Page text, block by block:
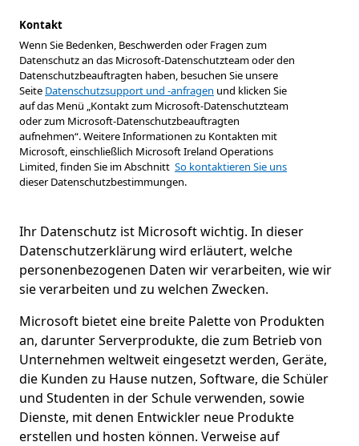
Kontakt
Wenn Sie Bedenken, Beschwerden oder Fragen zum
Datenschutz an das Microsoft-Datenschutzteam oder den
Datenschutzbeauftragten haben, besuchen Sie unsere
Seite Datenschutzsupport und -anfragen und klicken Sie
auf das Menü „Kontakt zum Microsoft-Datenschutzteam
oder zum Microsoft-Datenschutzbeauftragten
aufnehmen“. Weitere Informationen zu Kontakten mit
Microsoft, einschließlich Microsoft Ireland Operations
Limited, finden Sie im Abschnitt So kontaktieren Sie uns
dieser Datenschutzbestimmungen.
Ihr Datenschutz ist Microsoft wichtig. In dieser
Datenschutzerklärung wird erläutert, welche
personenbezogenen Daten wir verarbeiten, wie wir
sie verarbeiten und zu welchen Zwecken.
Microsoft bietet eine breite Palette von Produkten
an, darunter Serverprodukte, die zum Betrieb von
Unternehmen weltweit eingesetzt werden, Geräte,
die Kunden zu Hause nutzen, Software, die Schüler
und Studenten in der Schule verwenden, sowie
Dienste, mit denen Entwickler neue Produkte
erstellen und hosten können. Verweise auf